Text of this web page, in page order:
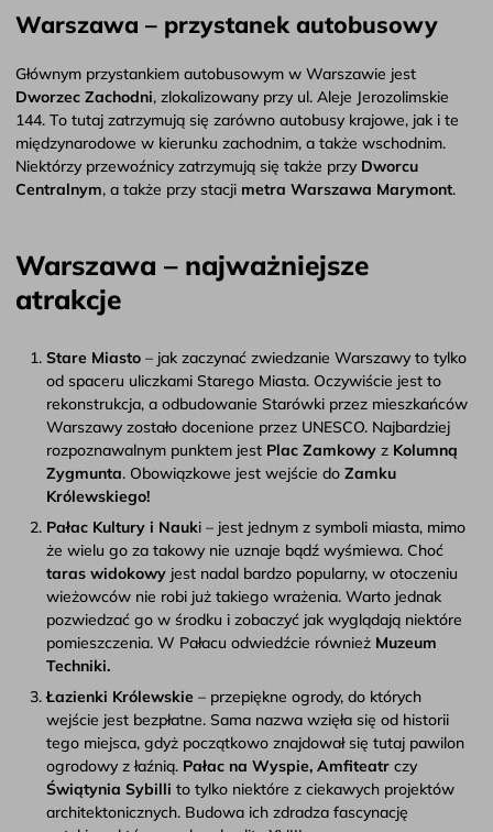
Warszawa – przystanek autobusowy
Głównym przystankiem autobusowym w Warszawie jest
Dworzec Zachodni, zlokalizowany przy ul. Aleje Jerozolimskie
144. To tutaj zatrzymują się zarówno autobusy krajowe, jak i te
międzynarodowe w kierunku zachodnim, a także wschodnim.
Niektórzy przewoźnicy zatrzymują się także przy Dworcu
Centralnym, a także przy stacji metra Warszawa Marymont.
Warszawa – najważniejsze
atrakcje
Stare Miasto – jak zaczynać zwiedzanie Warszawy to tylko
od spaceru uliczkami Starego Miasta. Oczywiście jest to
rekonstrukcja, a odbudowanie Starówki przez mieszkańców
Warszawy zostało docenione przez UNESCO. Najbardziej
rozpoznawalnym punktem jest Plac Zamkowy z Kolumną
Zygmunta. Obowiązkowe jest wejście do Zamku
Królewskiego!
Pałac Kultury i Nauki – jest jednym z symboli miasta, mimo
że wielu go za takowy nie uznaje bądź wyśmiewa. Choć
taras widokowy jest nadal bardzo popularny, w otoczeniu
wieżowców nie robi już takiego wrażenia. Warto jednak
pozwiedzać go w środku i zobaczyć jak wyglądają niektóre
pomieszczenia. W Pałacu odwiedźcie również Muzeum
Techniki.
Łazienki Królewskie – przepiękne ogrody, do których
wejście jest bezpłatne. Sama nazwa wzięła się od historii
tego miejsca, gdyż początkowo znajdował się tutaj pawilon
ogrodowy z łaźnią. Pałac na Wyspie, Amfiteatr czy
Świątynia Sybilli to tylko niektóre z ciekawych projektów
architektonicznych. Budowa ich zdradza fascynację